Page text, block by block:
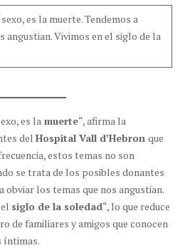
es la muerte. Tendemos a
angustian. Vivimos en el siglo de la
es la muerte“, afirma la
del Hospital Vall d’Hebron que
estos temas no son
se trata de los posibles donantes
obviar los temas que nos angustian.
siglo de la soledad“, lo que reduce
de familiares y amigos que conocen
íntimas.